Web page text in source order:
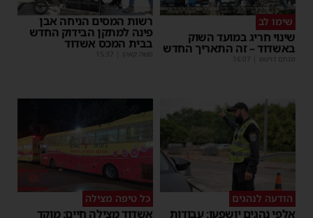
שימו לב
שינוי חריג במועד השוק
באשדוד – זה התאריך החדש
מנחם דויטש 16:07
רשות המסים הניחה אבן
פינה למתקן הבידוק החדש
בבית המכס אשדוד
משה קאהן 15:37
הודעה לנהגים
אלפי נהגים יושפעו: עבודות
כל טיפה מצילה
אשדוד מצילה חיים: מוקד